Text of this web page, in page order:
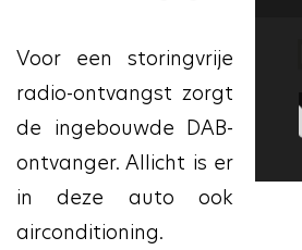
Voor een storingvrije
radio-ontvangst zorgt
de ingebouwde DAB-
ontvanger. Allicht is er
in deze auto ook
airconditioning.